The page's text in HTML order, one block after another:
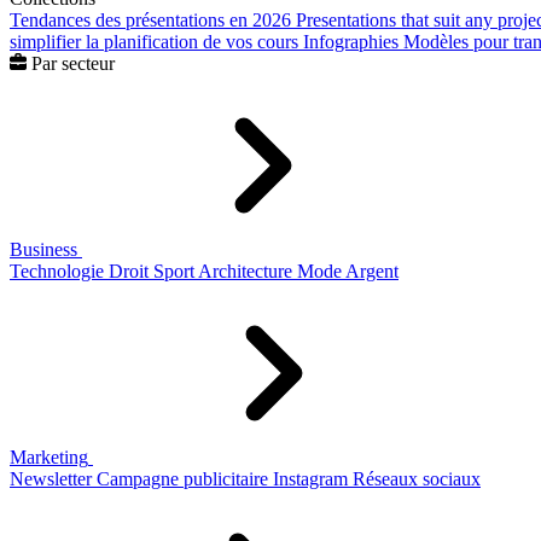
Tendances des présentations en 2026 Presentations that suit any
simplifier la planification de vos cours Infographies Modèles pour
Par secteur
Business
Technologie Droit Sport Architecture Mode Argent
Marketing
Newsletter Campagne publicitaire Instagram Réseaux sociaux